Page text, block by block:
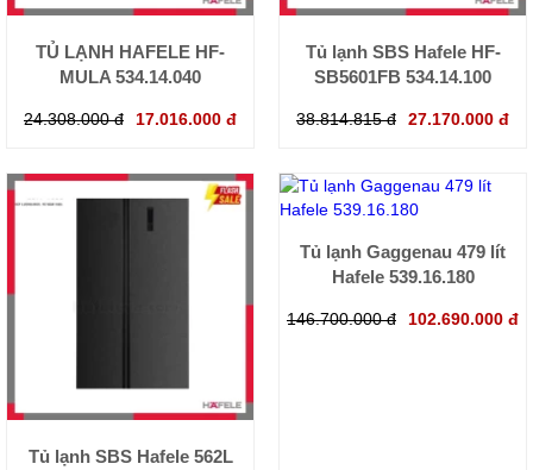
TỦ LẠNH HAFELE HF-
MULA 534.14.040
24.308.000 đ 17.016.000 đ
Tủ lạnh SBS Hafele HF-
SB5601FB 534.14.100
38.814.815 đ 27.170.000 đ
Tủ lạnh SBS Hafele 562L
Tủ lạnh Gaggenau 479 lít
Hafele 539.16.180
146.700.000 đ 102.690.000 đ